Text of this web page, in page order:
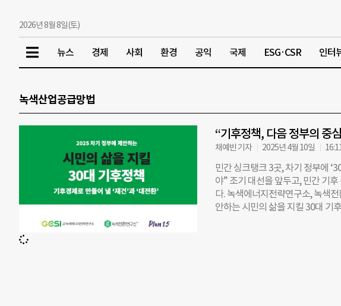
2026년 8월 8일(토)
뉴스 경제 사회 환경 공익 국제 ESG·CSR 인터
녹색산업공급망법
“기후정책, 다음 정부의 중
채예빈 기자 2025년 4월 10일
민간 싱크탱크 3곳, 차기 정부에
야” 조기 대선을 앞두고, 민간 기
다. 녹색에너지전략연구소, 녹색
안하는 시민의 삶을 지킬 30대 기